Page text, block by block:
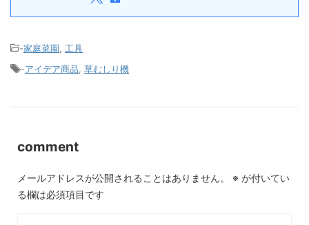
-家庭菜園
工具
-アイデア商品 草むしり機
comment
メールアドレスが公開されることはありません。 ※ が付いてい
る欄は必須項目です